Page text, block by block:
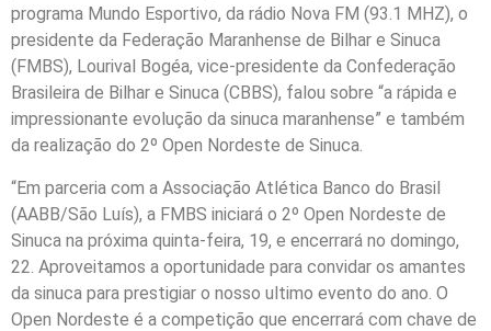
programa Mundo Esportivo, da rádio Nova FM (93.1 MHZ), o
presidente da Federação Maranhense de Bilhar e Sinuca
(FMBS), Lourival Bogéa, vice-presidente da Confederação
Brasileira de Bilhar e Sinuca (CBBS), falou sobre “a rápida e
impressionante evolução da sinuca maranhense” e também
da realização do 2º Open Nordeste de Sinuca.
“Em parceria com a Associação Atlética Banco do Brasil
(AABB/São Luís), a FMBS iniciará o 2º Open Nordeste de
Sinuca na próxima quinta-feira, 19, e encerrará no domingo,
22. Aproveitamos a oportunidade para convidar os amantes
da sinuca para prestigiar o nosso ultimo evento do ano. O
Open Nordeste é a competição que encerrará com chave de